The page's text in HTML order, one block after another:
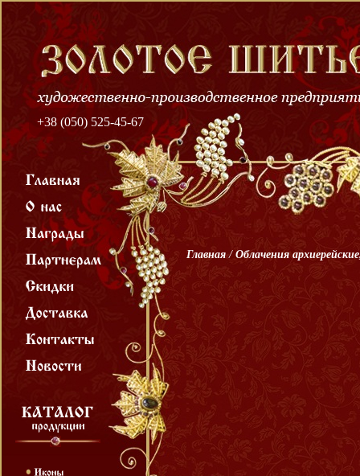
+38 (050) 525-45-67
Главная / Облачения